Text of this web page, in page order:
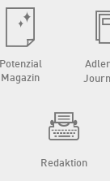
Potenzial
Magazin
Redaktion